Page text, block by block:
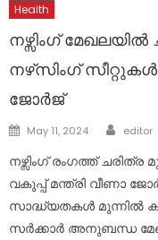
Health
നഴ്സിംഗ് മേഖലയില്‍
നഴ്‌സിംഗ് സീറ്റുകൾ
ജോര്‍ജ്
Posted
May 11, 2024 Author
editor
നഴ്സിംഗ് രംഗത്ത്
വകുപ്പ് മന്ത്രി വീണാ
സാദ്ധ്യതകള്‍ മുന്നില്‍
സര്‍ക്കാര്‍ അനുബന്ധ